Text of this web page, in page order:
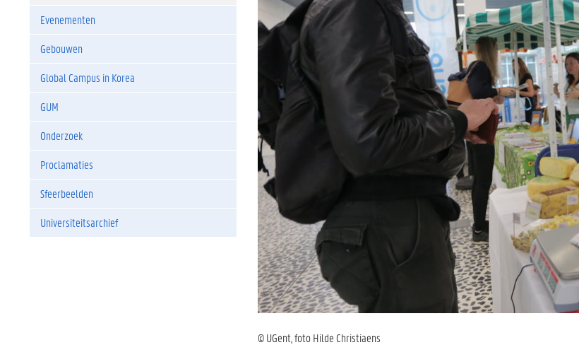
Evenementen
Gebouwen
Global Campus in Korea
GUM
Onderzoek
Proclamaties
Sfeerbeelden
Universiteitsarchief
© UGent, foto Hilde Christiaens